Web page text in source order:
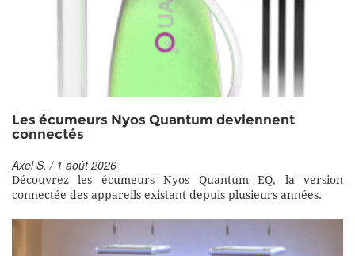
Les écumeurs Nyos Quantum deviennent
connectés
Axel S. / 1 août 2026
Découvrez les écumeurs Nyos Quantum EQ, la version
connectée des appareils existant depuis plusieurs années.